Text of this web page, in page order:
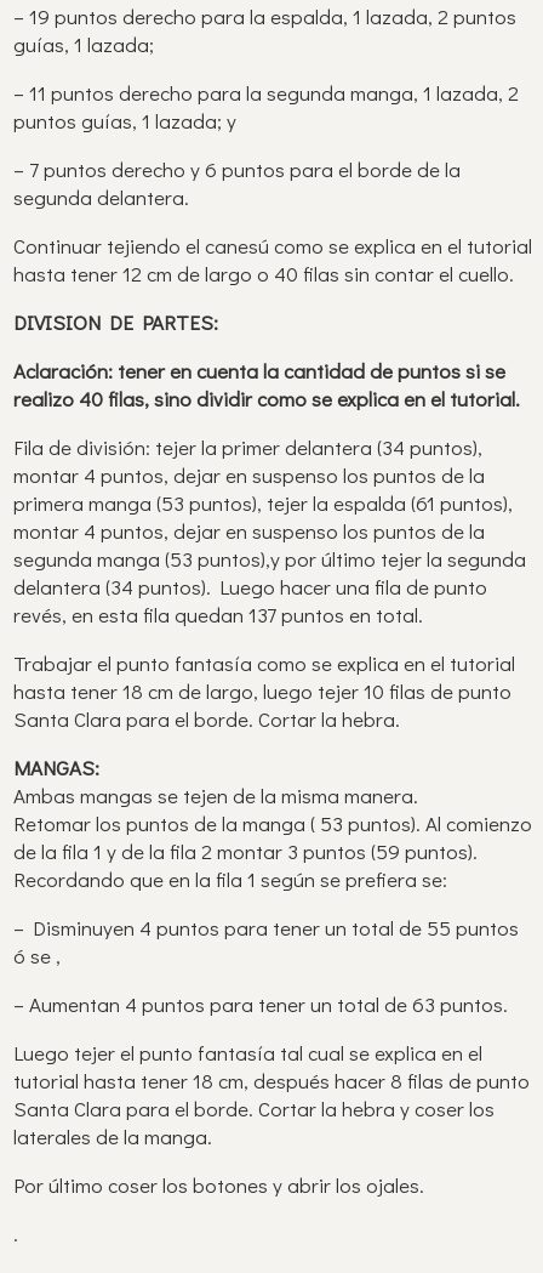
– 19 puntos derecho para la espalda, 1 lazada, 2 puntos
guías, 1 lazada;
– 11 puntos derecho para la segunda manga, 1 lazada, 2
puntos guías, 1 lazada; y
– 7 puntos derecho y 6 puntos para el borde de la
segunda delantera.
Continuar tejiendo el canesú como se explica en el tutorial
hasta tener 12 cm de largo o 40 filas sin contar el cuello.
DIVISION DE PARTES:
Aclaración: tener en cuenta la cantidad de puntos si se
realizo 40 filas, sino dividir como se explica en el tutorial.
Fila de división: tejer la primer delantera (34 puntos),
montar 4 puntos, dejar en suspenso los puntos de la
primera manga (53 puntos), tejer la espalda (61 puntos),
montar 4 puntos, dejar en suspenso los puntos de la
segunda manga (53 puntos),y por último tejer la segunda
delantera (34 puntos). Luego hacer una fila de punto
revés, en esta fila quedan 137 puntos en total.
Trabajar el punto fantasía como se explica en el tutorial
hasta tener 18 cm de largo, luego tejer 10 filas de punto
Santa Clara para el borde. Cortar la hebra.
MANGAS:
Ambas mangas se tejen de la misma manera.
Retomar los puntos de la manga ( 53 puntos). Al comienzo
de la fila 1 y de la fila 2 montar 3 puntos (59 puntos).
Recordando que en la fila 1 según se prefiera se:
– Disminuyen 4 puntos para tener un total de 55 puntos
ó se ,
– Aumentan 4 puntos para tener un total de 63 puntos.
Luego tejer el punto fantasía tal cual se explica en el
tutorial hasta tener 18 cm, después hacer 8 filas de punto
Santa Clara para el borde. Cortar la hebra y coser los
laterales de la manga.
Por último coser los botones y abrir los ojales.
.